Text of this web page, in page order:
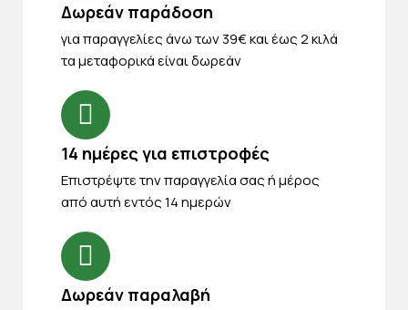
Δωρεάν παράδοση
για παραγγελίες άνω των 39€ και έως 2 κιλά
τα μεταφορικά είναι δωρεάν
14 ημέρες για επιστροφές
Eπιστρέψτε την παραγγελία σας ή μέρος
από αυτή εντός 14 ημερών
Δωρεάν παραλαβή